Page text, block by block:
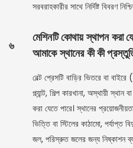
সরবরাহকারীর সাথে নির্দিষ্ট বিবরণ
৬
মেশিনটি কোথায় স্থাপন করা
আমাকে স্থানের কী কী
বেল্ট প্রেসটি বাড়ির ভিতরে বা
প্ল্যান্ট, শিল্প কারখানা, অস্থায়ী
করা যেতে পারে। স্থানের
ভিত্তি বা স্টিলের কাঠামো, পর্যাপ্ত
জল, পরিস্রুত জলের জন্য নিষ্কাশন